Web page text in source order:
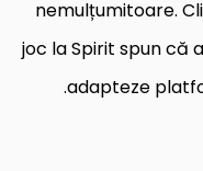
nemulțumitoare.
joc la Spirit spun că
adapteze